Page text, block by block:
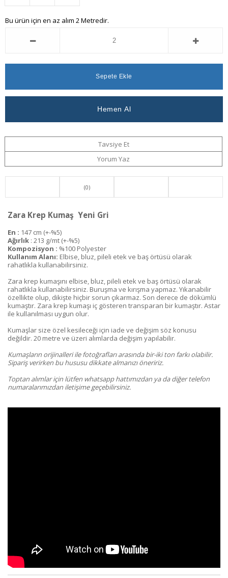
Sipariş Ekle Listeme
İndirimli Fiyat
Ver
Gelince
Bu ürün için en az alım 2 Metredir.
Tavsiye Et
Yorum Yaz
(0)
Zara Krep Kumaş Yeni Gri
En : 147 cm (+-%5)
Ağırlık : 213 g/mt (+-%5)
Kompozisyon : %100 Polyester
Kullanım Alanı: Elbise, bluz, pileli etek ve baş örtüsü olarak
rahatlıkla kullanabilirsiniz.
Zara krep kumaşını elbise, bluz, pileli etek ve baş örtüsü olarak
rahatlıkla kullanabilirsiniz. Buruşma ve kırışma yapmaz. Yıkanabilir
özellikte olup, dikişte hiçbir sorun çıkarmaz. Son derece de dökümlü
kumaştır. Zara krep kumaşı iç gösteren transparan bir kumaştır. Astar
ile kullanılması uygun olur.
Kumaşlar size özel kesileceği için iade ve değişim söz konusu
değildir. 20 metre ve üzeri alımlarda değişim yapılabilir.
Kumaşların orijinalleri ile fotoğrafları arasında bir-iki ton farkı olabilir.
Sipariş verirken bu hususu dikkate almanızı öneririz.
Toptan alımlar için lütfen whatsapp hattımızdan ya da diğer telefon
numaralarımızdan iletişime geçebilirsiniz.